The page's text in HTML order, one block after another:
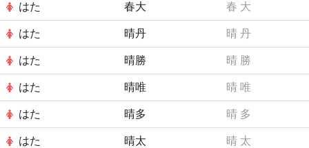
はた 春大 春 大
はた 晴丹 晴 丹
はた 晴勝 晴 勝
はた 晴唯 晴 唯
はた 晴多 晴 多
はた 晴太 晴 太